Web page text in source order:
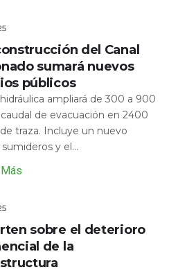
del Canal
sumará nuevos
públicos
ampliará de 300 a 900
caudal de evacuación en 2400
traza. Incluye un nuevo
y el...
sobre el deterioro
de la